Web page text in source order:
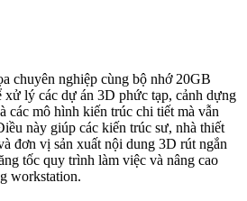
chuyên nghiệp cùng bộ nhớ 20GB
lý các dự án 3D phức tạp, cảnh dựng
các mô hình kiến trúc chi tiết mà vẫn
này giúp các kiến trúc sư, nhà thiết
đơn vị sản xuất nội dung 3D rút ngắn
tốc quy trình làm việc và nâng cao
workstation.